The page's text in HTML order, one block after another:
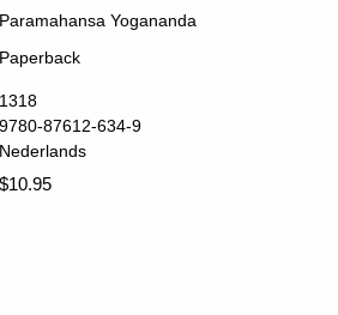
Paramahansa Yogananda
Paperback
1318
9780-87612-634-9
Nederlands
$10.95